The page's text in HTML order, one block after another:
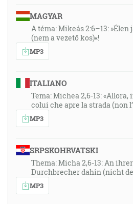
MAGYAR
A téma: Mikeás 2:6–13:
(nem a vezető kos)«!
MP3
ITALIANO
Tema: Michea 2,6-13:
colui che apre la strada (non
MP3
SRPSKOHRVATSKI
Thema: Micha 2,6-13: An
Durchbrecher dahin (nicht
MP3